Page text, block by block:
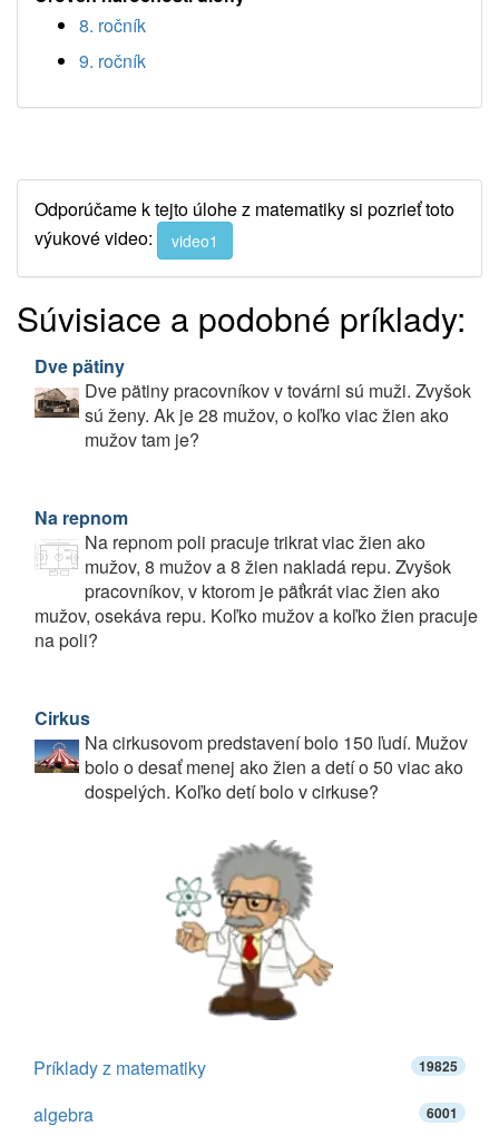
8. ročník
9. ročník
Odporúčame k tejto úlohe z matematiky si pozrieť toto
výukové video:
video1
Súvisiace a podobné príklady:
Dve pätiny
Dve pätiny pracovníkov v továrni sú muži. Zvyšok
sú ženy. Ak je 28 mužov, o koľko viac žien ako
mužov tam je?
Na repnom
Na repnom poli pracuje trikrat viac žien ako
mužov, 8 mužov a 8 žien nakladá repu. Zvyšok
pracovníkov, v ktorom je päťkrát viac žien ako
mužov, osekáva repu. Koľko mužov a koľko žien pracuje
na poli?
Cirkus
Na cirkusovom predstavení bolo 150 ľudí. Mužov
bolo o desať menej ako žien a detí o 50 viac ako
dospelých. Koľko detí bolo v cirkuse?
Príklady z matematiky 19825
algebra 6001